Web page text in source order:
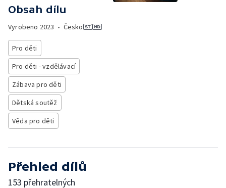
Obsah dílu
Vyrobeno 2023 • Česko
Pro děti
Pro děti - vzdělávací
Zábava pro děti
Dětská soutěž
Věda pro děti
Přehled dílů
153 přehratelných